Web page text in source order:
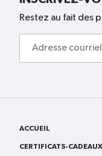
Restez au fait des
courriel
ACCUEIL
CERTIFICATS-CADEAUX